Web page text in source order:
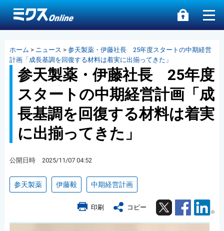
ホーム > ニュース > 参天製薬・伊藤社長 25年度スタートの中期経営
計画「成長基調を回復する材料は着実に出揃ってきた」
参天製薬・伊藤社長 25年度
スタートの中期経営計画「成
長基調を回復する材料は着実
に出揃ってきた」
公開日時 2025/11/07 04:52
参天製薬 伊藤毅 中期経営計画
印刷 コピー Twitter Facebook